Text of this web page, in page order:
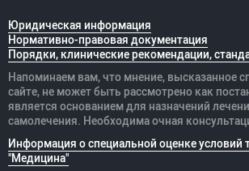
Юридическая информация
Нормативно-правовая документация
Порядки, клинические рекомендации,
Напоминаем вам, что мнение, высказанное
сайте, не может быть рассмотрено как
является основанием для назначений
самолечения. Необходима очная
Информация о специальной оценке условий
"Медицина"